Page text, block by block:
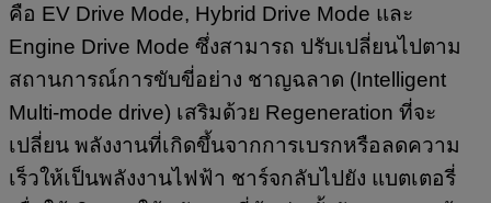
คือ EV Drive Mode, Hybrid Drive Mode และ
Engine Drive Mode ซึ่งสามารถ ปรับเปลี่ยนไปตาม
สถานการณ์การขับขี่อย่าง ชาญฉลาด (Intelligent
Multi-mode drive) เสริมด้วย Regeneration ที่จะ
เปลี่ยน พลังงานที่เกิดขึ้นจากการเบรกหรือลดความ
เร็วให้เป็นพลังงานไฟฟ้า ชาร์จกลับไปยัง แบตเตอรี่